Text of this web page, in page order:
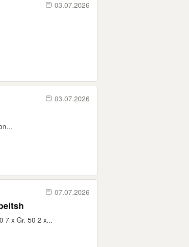
03.07.2026
03.07.2026
07.07.2026
7 x Gr. 50 2 x...